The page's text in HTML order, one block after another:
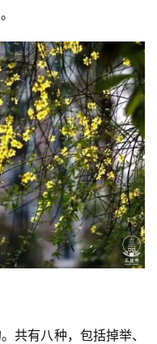
共有八种，包括掉举、